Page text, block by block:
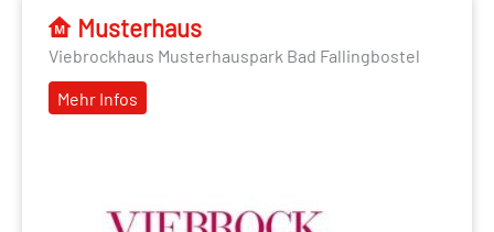
Musterhaus
Viebrockhaus Musterhauspark Bad Fallingbostel
Mehr Infos